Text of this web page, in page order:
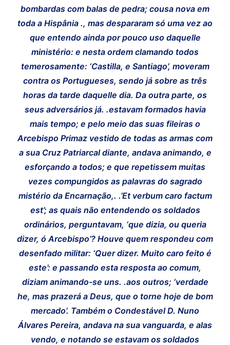
bombardas com balas de pedra; cousa nova em
toda a Hispânia ., mas despararam só uma vez ao
que entendo ainda por pouco uso daquelle
ministério: e nesta ordem clamando todos
temerosamente: ‘Castilla, e Santiago’, moveram
contra os Portugueses, sendo já sobre as três
horas da tarde daquelle dia. Da outra parte, os
seus adversários já. .estavam formados havia
mais tempo; e pelo meio das suas fileiras o
Arcebispo Primaz vestido de todas as armas com
a sua Cruz Patriarcal diante, andava animando, e
esforçando a todos; e que repetissem muitas
vezes compungidos as palavras do sagrado
mistério da Encarnação,. .’Et verbum caro factum
est’; as quais não entendendo os soldados
ordinários, perguntavam, ‘que dizia, ou queria
dizer, ó Arcebispo’? Houve quem respondeu com
desenfado militar: ‘Quer dizer. Muito caro feito é
este’: e passando esta resposta ao comum,
diziam animando-se uns. .aos outros; ‘verdade
he, mas prazerá a Deus, que o torne hoje de bom
mercado’. Também o Condestável D. Nuno
Álvares Pereira, andava na sua vanguarda, e alas
vendo, e notando se estavam os soldados